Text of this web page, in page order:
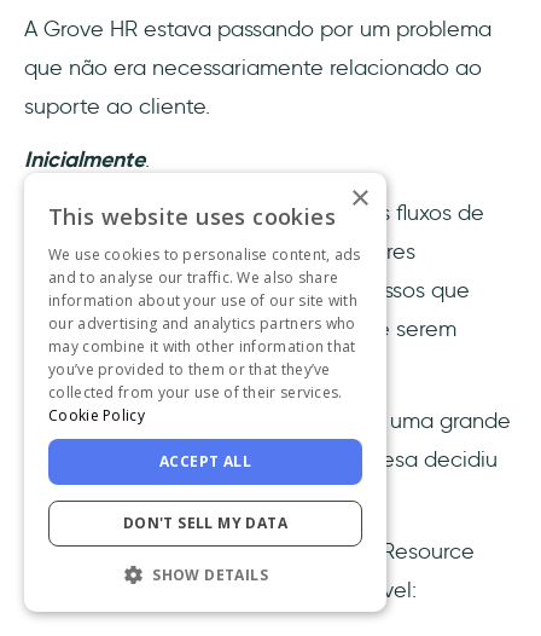
A Grove HR estava passando por um problema
que não era necessariamente relacionado ao
suporte ao cliente.
Inicialmente.
A empresa não conseguia criar bons fluxos de
onboarding com seus desenvolvedores
ocupados o tempo todo, e os processos que
conseguiram criar estavam longe de serem
perfeitos.
Sabendo que isso também levaria a uma grande
carga no suporte ao cliente, a empresa decidiu
enfrentar o problema.
Confira o modal de onboarding e o Resource
Center para um suporte mais acessível:
×
This website uses cookies
We use cookies to personalise content, ads
and to analyse our traffic. We also share
information about your use of our site with
our advertising and analytics partners who
may combine it with other information that
you’ve provided to them or that they’ve
collected from your use of their services.
Cookie Policy
ACCEPT ALL
DON'T SELL MY DATA
SHOW DETAILS